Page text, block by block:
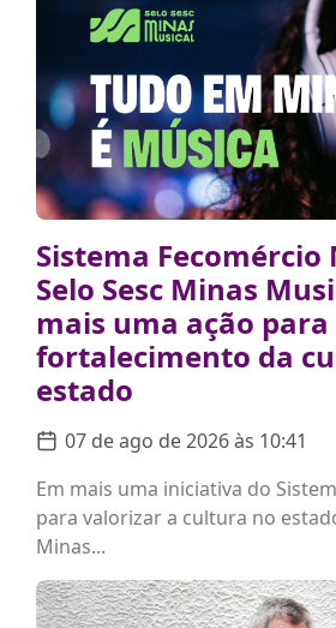
Sistema Fecomércio
Selo Sesc Minas
mais uma ação para
fortalecimento da
estado
07 de ago de 2026 às 10:41
Em mais uma iniciativa do
para valorizar a cultura no
Minas...